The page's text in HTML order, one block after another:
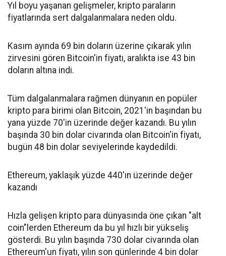
Yıl boyu yaşanan gelişmeler, kripto paraların
fiyatlarında sert dalgalanmalara neden oldu.
Kasım ayında 69 bin doların üzerine çıkarak yılın
zirvesini gören Bitcoin'in fiyatı, aralıkta ise 43 bin
doların altına indi.
Tüm dalgalanmalara rağmen dünyanın en popüler
kripto para birimi olan Bitcoin, 2021'in başından bu
yana yüzde 70'in üzerinde değer kazandı. Bu yılın
başında 30 bin dolar civarında olan Bitcoin'in fiyatı,
bugün 48 bin dolar seviyelerinde kaydedildi.
Ethereum, yaklaşık yüzde 440'ın üzerinde değer
kazandı
Hızla gelişen kripto para dünyasında öne çıkan "alt
coin"lerden Ethereum da bu yıl hızlı bir yükseliş
gösterdi. Bu yılın başında 730 dolar civarında olan
Ethereum'un fiyatı, yılın son günlerinde 4 bin dolar